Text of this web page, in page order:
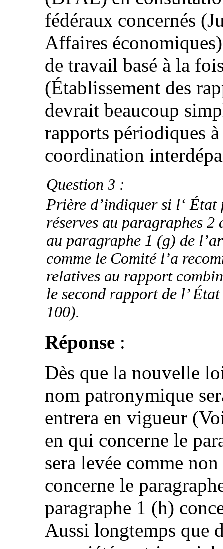
fédéraux concernés
Affaires
de travail basé à la
(Établissement des
devrait beaucoup
rapports périodiques
coordination
Question 3 :
Prière d’indiquer si l‘ État
réserves au paragraphes
au paragraphe 1 (g) de
comme le Comité l’a
relatives au rapport
le second rapport de l’
100).
Réponse :
Dès que la nouvelle
nom patronymique
entrera en vigueur
en qui concerne le
sera levée comme
concerne le
paragraphe 1 (h)
Aussi longtemps que